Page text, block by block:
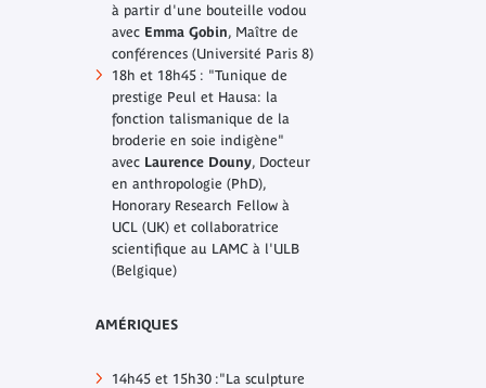
à partir d'une bouteille vodou
avec Emma Gobin, Maître de
conférences (Université Paris 8)
18h et 18h45 : "Tunique de
prestige Peul et Hausa: la
fonction talismanique de la
broderie en soie indigène"
avec Laurence Douny, Docteur
en anthropologie (PhD),
Honorary Research Fellow à
UCL (UK) et collaboratrice
scientifique au LAMC à l'ULB
(Belgique)
AMÉRIQUES
14h45 et 15h30 :"La sculpture